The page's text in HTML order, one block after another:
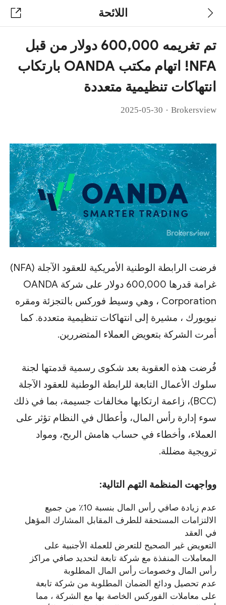
اللائحة
تم تغريمه 600,000 دولار من قبل
NFA! اتهام مكتب OANDA بارتكاب
انتهاكات تنظيمية متعددة
Brokersview
·
2025-05-30
فرضت الرابطة الوطنية الأمريكية للعقود الآجلة (NFA)
غرامة قدرها 600,000 دولار على شركة OANDA
Corporation ، وهي وسيط فوركس بالتجزئة ومقره
نيويورك ، مشيرة إلى انتهاكات تنظيمية متعددة. كما
أمرت الشركة بتعويض العملاء المتضررين.
فُرضت هذه العقوبة بعد شكوى رسمية قدمتها لجنة
سلوك الأعمال التابعة للرابطة الوطنية للعقود الآجلة
(BCC)، زاعمة ارتكابها مخالفات جسيمة، بما في ذلك
سوء إدارة رأس المال، وأعطال في النظام تؤثر على
العملاء، وأخطاء في حساب هامش الربح، ومواد
ترويجية مضللة.
وواجهت المنظمة التهم التالية:
عدم زيادة صافي رأس المال بنسبة 10٪ من جميع
الالتزامات المستحقة للطرف المقابل المشارك المؤهل
في العقد
التعويض غير الصحيح للتعرض للعملة الأجنبية على
المعاملات المنفذة مع شركة تابعة لتحديد صافي مراكز
رأس المال وخصومات رأس المال المطلوبة
عدم تحصيل ودائع الضمان المطلوبة من شركة تابعة
على معاملات الفوركس الخاصة بها مع الشركة ، مما